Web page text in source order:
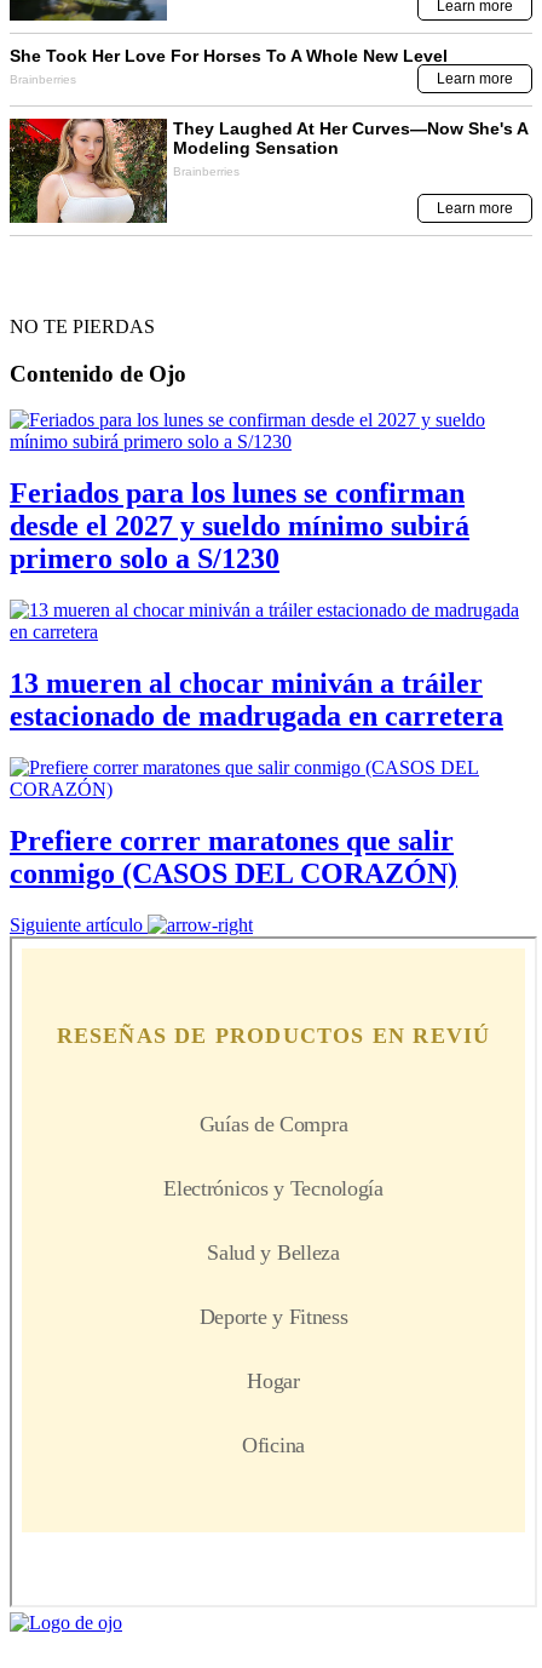
NO TE PIERDAS
Contenido de Ojo
Feriados para los lunes se confirman
desde el 2027 y sueldo mínimo subirá
primero solo a S/1230
13 mueren al chocar miniván a tráiler
estacionado de madrugada en carretera
Prefiere correr maratones que salir
conmigo (CASOS DEL CORAZÓN)
Siguiente artículo